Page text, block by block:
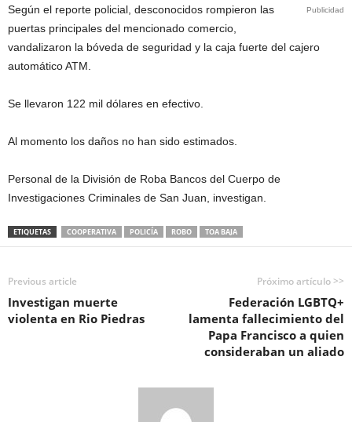
Publicidad
Según el reporte policial, desconocidos rompieron las
puertas principales del mencionado comercio,
vandalizaron la bóveda de seguridad y la caja fuerte del cajero
automático ATM.
Se llevaron 122 mil dólares en efectivo.
Al momento los daños no han sido estimados.
Personal de la División de Roba Bancos del Cuerpo de
Investigaciones Criminales de San Juan, investigan.
ETIQUETAS COOPERATIVA POLICÍA ROBO TOA BAJA
Previous article
Investigan muerte
violenta en Rio Piedras
Próximo artículo >>
Federación LGBTQ+
lamenta fallecimiento del
Papa Francisco a quien
consideraban un aliado